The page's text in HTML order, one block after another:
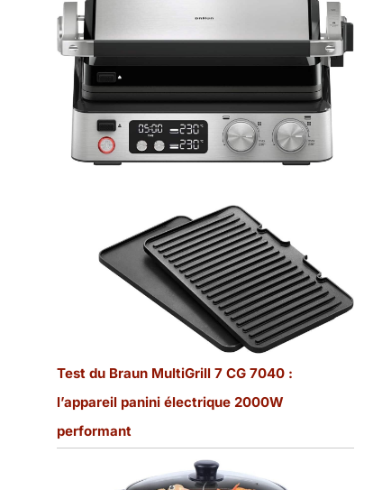
Test du Braun MultiGrill 7 CG 7040 :
l’appareil panini électrique 2000W
performant